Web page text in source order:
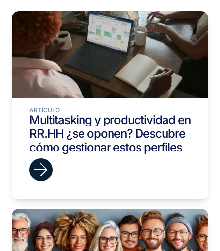
ARTÍCULO
Multitasking y productividad en
RR.HH ¿se oponen? Descubre
cómo gestionar estos perfiles